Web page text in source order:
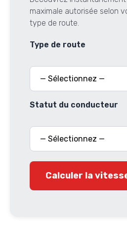
maximale autorisée selon
type de route.
Type de route
Statut du conducteur
Calculer la